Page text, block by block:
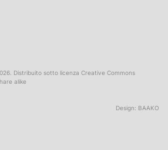
Distribuito sotto licenza Creative Commons
alike
Design: BAAKO